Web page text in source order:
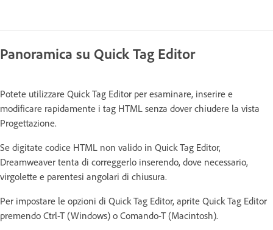
Panoramica su Quick Tag Editor
Potete utilizzare Quick Tag Editor per esaminare, inserire e
modificare rapidamente i tag HTML senza dover chiudere la vista
Progettazione.
Se digitate codice HTML non valido in Quick Tag Editor,
Dreamweaver tenta di correggerlo inserendo, dove necessario,
virgolette e parentesi angolari di chiusura.
Per impostare le opzioni di Quick Tag Editor, aprite Quick Tag Editor
premendo Ctrl-T (Windows) o Comando-T (Macintosh).